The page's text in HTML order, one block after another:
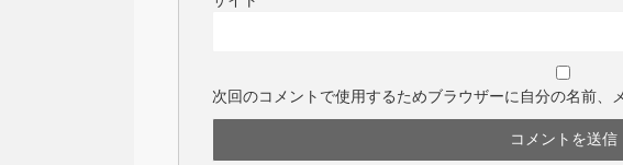
次回のコメントで使用するためブラウザーに自分の名前、